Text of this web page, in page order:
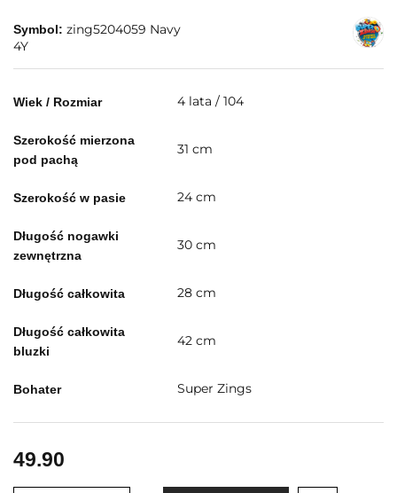
Symbol: zing5204059 Navy
4Y
Wiek / Rozmiar 4 lata / 104
Szerokość mierzona
pod pachą
31 cm
Szerokość w pasie 24 cm
Długość nogawki
zewnętrzna
30 cm
Długość całkowita 28 cm
Długość całkowita
bluzki
42 cm
Bohater Super Zings
49.90